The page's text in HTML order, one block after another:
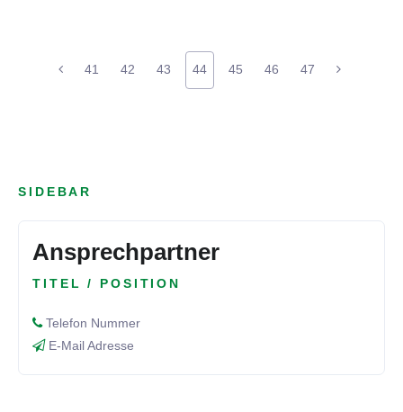
41 42 43 44 45 46 47
SIDEBAR
Ansprechpartner
TITEL / POSITION
Telefon Nummer
E-Mail Adresse